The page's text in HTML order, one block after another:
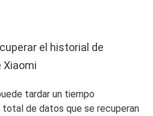
el historial de
Xiaomi
tardar un tiempo
total de datos que se recuperan